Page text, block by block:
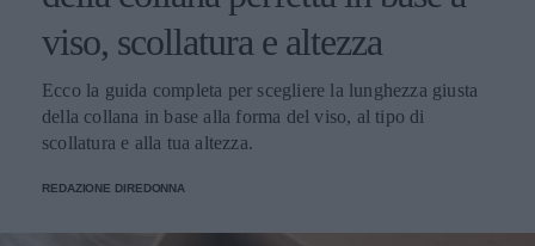
viso, scollatura e altezza
Ecco la guida completa per scegliere la lunghezza giusta
della collana in base alla forma del viso, al tipo di
scollatura e alla tua altezza.
REDAZIONE DIREDONNA